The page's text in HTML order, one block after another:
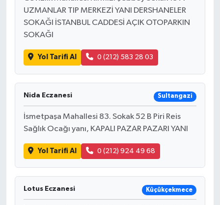
UZMANLAR TIP MERKEZİ YANI DERSHANELER
SOKAĞI İSTANBUL CADDESİ AÇIK OTOPARKIN
SOKAĞI
Yol Tarifi Al 0 (212) 583 28 03
Nida Eczanesi Sultangazi
İsmetpaşa Mahallesi 83. Sokak 52 B Piri Reis
Sağlık Ocağı yanı, KAPALI PAZAR PAZARI YANI
Yol Tarifi Al 0 (212) 924 49 68
Lotus Eczanesi Küçükçekmece